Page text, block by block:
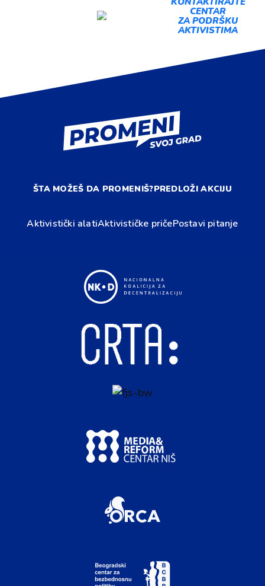
AKCIJU
CENTAR
ZA PODRŠKU
AKTIVISTIMA
ŠTA MOŽEŠ DA PROMENIŠ?PREDLOŽI AKCIJU
Aktivistički alatiAktivističke pričePostavi pitanje